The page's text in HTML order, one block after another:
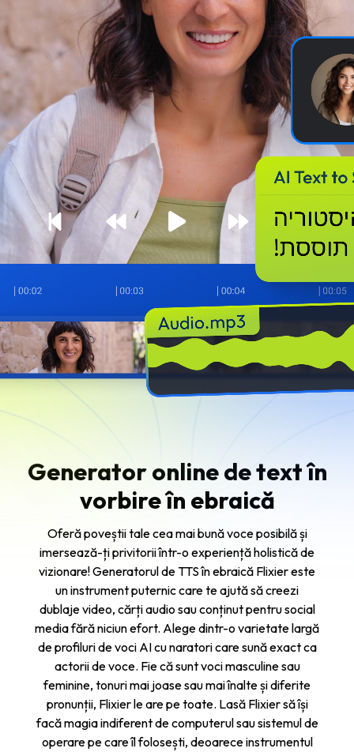
Generator online de text în
vorbire în ebraică
Oferă poveștii tale cea mai bună voce posibilă și
imersează-ți privitorii într-o experiență holistică de
vizionare! Generatorul de TTS în ebraică Flixier este
un instrument puternic care te ajută să creezi
dublaje video, cărți audio sau conținut pentru social
media fără niciun efort. Alege dintr-o varietate largă
de profiluri de voci AI cu naratori care sună exact ca
actorii de voce. Fie că sunt voci masculine sau
feminine, tonuri mai joase sau mai înalte și diferite
pronunții, Flixier le are pe toate. Lasă Flixier să își
facă magia indiferent de computerul sau sistemul de
operare pe care îl folosești, deoarece instrumentul